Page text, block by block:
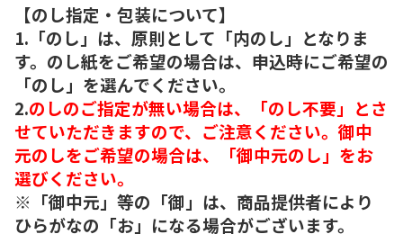
【のし指定・包装について】
1.「のし」は、原則として「内のし」となりま
す。のし紙をご希望の場合は、申込時にご希望の
「のし」を選んでください。
2.のしのご指定が無い場合は、「のし不要」とさ
せていただきますので、ご注意ください。御中
元のしをご希望の場合は、「御中元のし」をお
選びください。
※「御中元」等の「御」は、商品提供者により
ひらがなの「お」になる場合がございます。